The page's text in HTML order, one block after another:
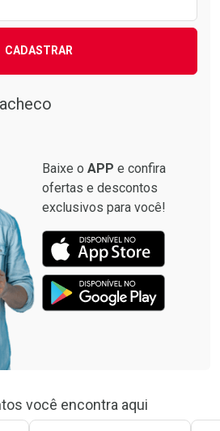
CADASTRAR
Baixe o APP e confira
ofertas e descontos
exclusivos para você!
você encontra aqui